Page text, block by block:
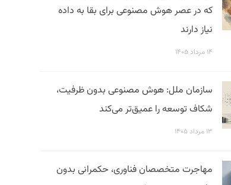
که در عصر هوش مصنوعی برای بقا به داده
نیاز دارند
۱۴ مرداد ۱۴۰۵
سازمان ملل: هوش مصنوعی بدون ظرفیت،
شکاف توسعه را عمیق‌تر می‌کند
۱۳ مرداد ۱۴۰۵
مهاجرت متخصصان فناوری، حکمرانی بدون